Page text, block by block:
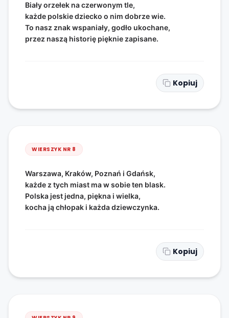
Biały orzełek na czerwonym tle,
każde polskie dziecko o nim dobrze wie.
To nasz znak wspaniały, godło ukochane,
przez naszą historię pięknie zapisane.
Kopiuj
WIERSZYK NR 8
Warszawa, Kraków, Poznań i Gdańsk,
każde z tych miast ma w sobie ten blask.
Polska jest jedna, piękna i wielka,
kocha ją chłopak i każda dziewczynka.
Kopiuj